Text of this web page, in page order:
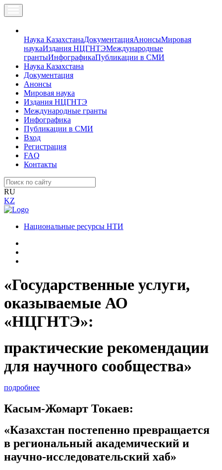
Наука КазахстанаДокументацияАнонсыМировая
наукаИздания НЦГНТЭМеждународные
грантыИнфографикаПубликации в СМИ
Наука Казахстана
Документация
Анонсы
Мировая наука
Издания НЦГНТЭ
Международные гранты
Инфографика
Публикации в СМИ
Вход
Регистрация
FAQ
Контакты
RU
KZ
Национальные ресурсы НТИ
«Государственные услуги,
оказываемые АО
«НЦГНТЭ»:
практические рекомендации
для научного сообщества»
подробнее
Касым-Жомарт Токаев:
«Казахстан постепенно превращается
в региональный академический и
научно-исследовательский хаб»